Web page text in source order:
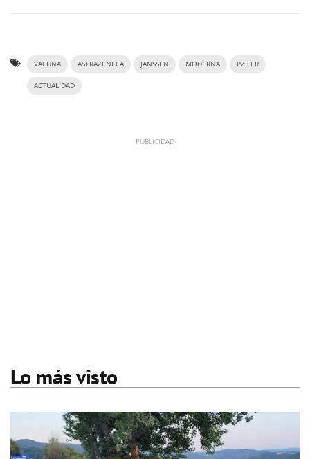
VACUNA ASTRAZENECA JANSSEN MODERNA PZIFER
ACTUALIDAD
Lo más visto